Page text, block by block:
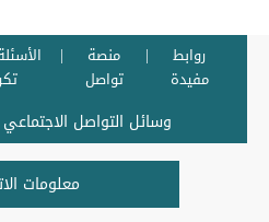
روابط
مفيدة
منصة
تواصل
وسائل التواصل الاجتماعي
معلومات